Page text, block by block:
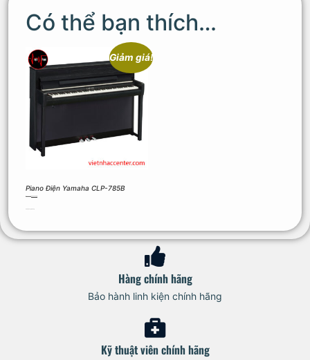
Có thể bạn thích…
Giảm giá!
Piano Điện Yamaha CLP-785B
Hàng chính hãng
Bảo hành linh kiện chính hãng
Kỹ thuật viên chính hãng